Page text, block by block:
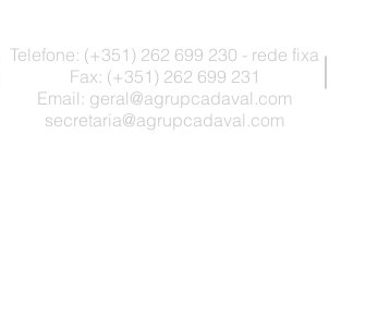
Telefone: (+351) 262 699 230 - rede fixa
Fax: (+351) 262 699 231
Email: geral@agrupcadaval.com
secretaria@agrupcadaval.com